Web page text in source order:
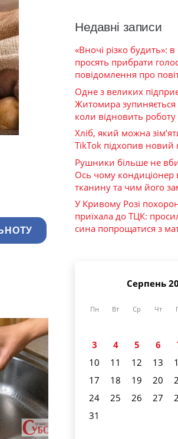
Недавні записи
«Вночі різко будить»:
просять прибрати
повідомлення про
Одне з великих
Житомира зупиняється
коли відновить
Хліб, який можна
TikTok підхопив новий
Рушники більше не
Ось чому кондиціонер
тканину та чим його
У Кривому Розі
приїхала до ТЦК:
сина попрощатися з
Серпень
Пн Вт Ср Чт
3
4 5 6
10
11 12 13
17
18 19 20
24
25 26 27
31